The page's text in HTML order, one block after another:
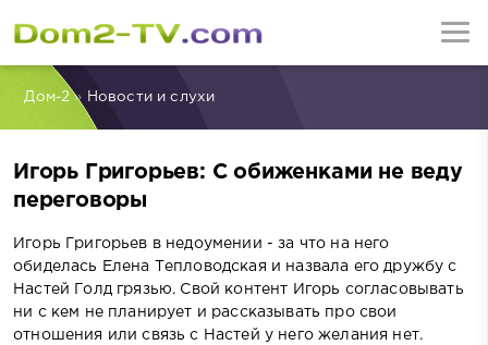
Дом-2» Новости и слухи
Игорь Григорьев: С обиженками не веду
переговоры
Игорь Григорьев в недоумении - за что на него
обиделась Елена Тепловодская и назвала его дружбу с
Настей Голд грязью. Свой контент Игорь согласовывать
ни с кем не планирует и рассказывать про свои
отношения или связь с Настей у него желания нет.